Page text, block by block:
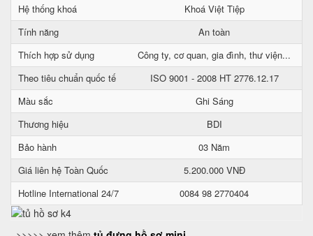
Hệ thống khoá
Khoá Việt Tiệp
Tính năng
An toàn
Thích hợp sử dụng
Công ty, cơ quan, gia đình, thư viện...
Theo tiêu chuẩn quốc tế
ISO 9001 - 2008 HT 2776.12.17
Màu sắc
Ghi Sáng
Thương hiệu
BDI
Bảo hành
03 Năm
Giá liên hệ Toàn Quốc
5.200.000 VNĐ
Hotline International 24/7
0084 98 2770404